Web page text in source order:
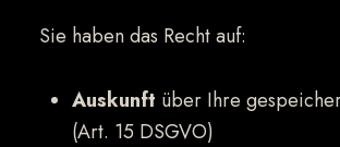
Sie haben das Recht auf:
Auskunft über Ihre
(Art. 15 DSGVO)